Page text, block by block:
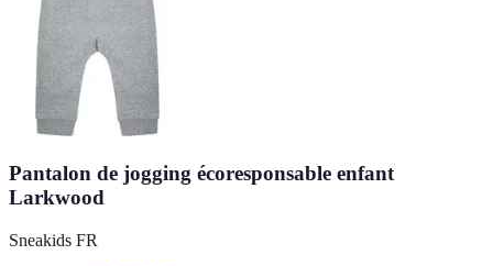
Pantalon de jogging écoresponsable enfant
Larkwood
Sneakids FR